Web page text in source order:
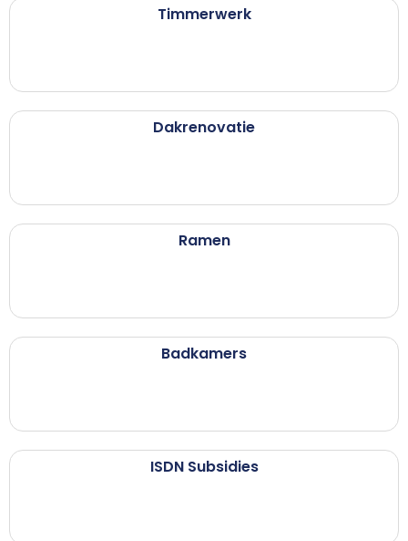
Timmerwerk
Dakrenovatie
Ramen
Badkamers
ISDN Subsidies